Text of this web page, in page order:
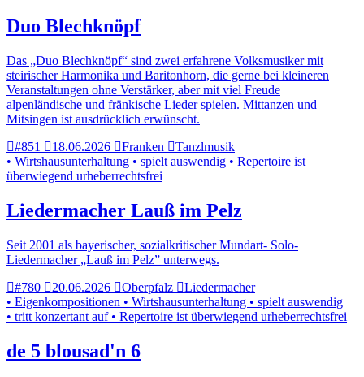
Duo Blechknöpf
Das „Duo Blechknöpf“ sind zwei erfahrene Volksmusiker mit
steirischer Harmonika und Baritonhorn, die gerne bei kleineren
Veranstaltungen ohne Verstärker, aber mit viel Freude
alpenländische und fränkische Lieder spielen. Mittanzen und
Mitsingen ist ausdrücklich erwünscht.
#851
18.06.2026 Franken
Tanzlmusik
• Wirtshausunterhaltung • spielt auswendig • Repertoire ist
überwiegend urheberrechtsfrei
Liedermacher Lauß im Pelz
Seit 2001 als bayerischer, sozialkritischer Mundart- Solo-
Liedermacher „Lauß im Pelz” unterwegs.
#780
20.06.2026 Oberpfalz
Liedermacher
• Eigenkompositionen • Wirtshausunterhaltung • spielt auswendig
• tritt konzertant auf • Repertoire ist überwiegend urheberrechtsfrei
de 5 blousad'n 6